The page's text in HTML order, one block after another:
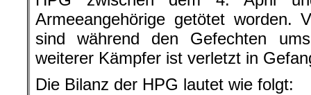
Armeeangehörige getötet worden.
sind während den Gefechten
weiterer Kämpfer ist verletzt in
Die Bilanz der HPG lautet wie folgt: